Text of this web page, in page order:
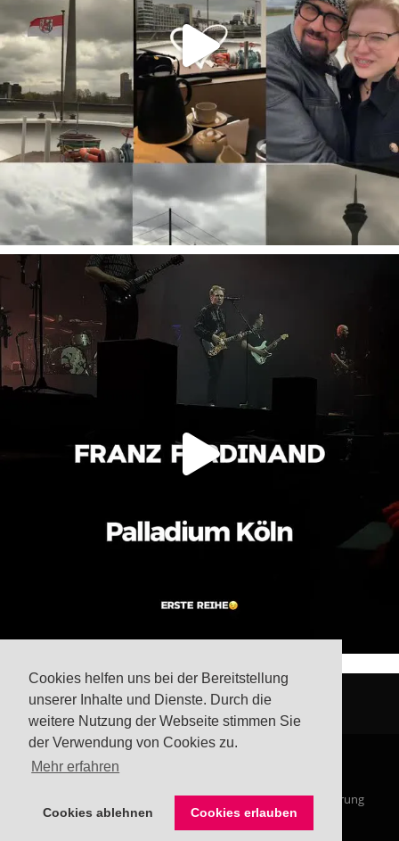
Cookies helfen uns bei der Bereitstellung
unserer Inhalte und Dienste. Durch die
weitere Nutzung der Webseite stimmen Sie
der Verwendung von Cookies zu.
Mehr erfahren
Cookies ablehnen Cookies erlauben
Impressum Datenschutzerklärung